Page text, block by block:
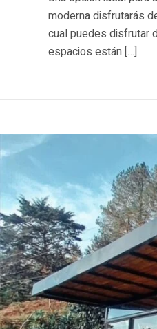
moderna disfrutarás
cual puedes disfrutar
espacios están […]